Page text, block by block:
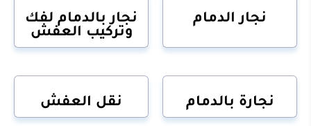
نجار الدمام
نجار بالدمام لفك
وتركيب العفش
نجارة بالدمام نقل العفش